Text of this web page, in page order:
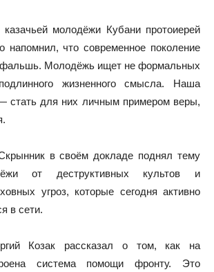
молодёжи Кубани протоиерей
напомнил, что современное поколение
фальшь. Молодёжь ищет не формальных
жизненного смысла. Наша
стать для них личным примером веры,
в своём докладе поднял тему
от деструктивных культов и
угроз, которые сегодня активно
в сети.
Козак рассказал о том, как на
система помощи фронту. Это